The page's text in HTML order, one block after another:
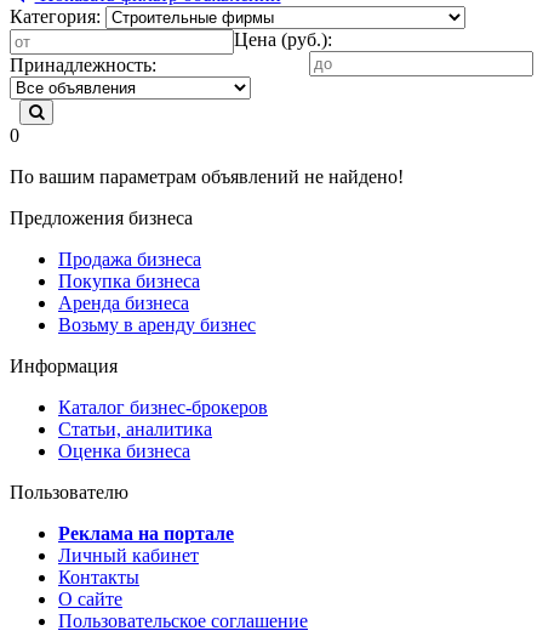
Категория:
Цена (руб.):
Принадлежность:
0
По вашим параметрам объявлений не найдено!
Предложения бизнеса
Продажа бизнеса
Покупка бизнеса
Аренда бизнеса
Возьму в аренду бизнес
Информация
Каталог бизнес-брокеров
Статьи, аналитика
Оценка бизнеса
Пользователю
Реклама на портале
Личный кабинет
Контакты
О сайте
Пользовательское соглашение